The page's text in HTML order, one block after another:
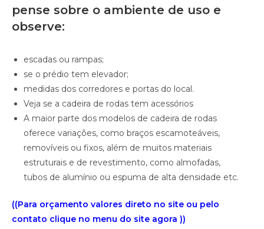
pense sobre o ambiente de uso e
observe:
escadas ou rampas;
se o prédio tem elevador;
medidas dos corredores e portas do local.
Veja se a cadeira de rodas tem acessórios
A maior parte dos modelos de cadeira de rodas
oferece variações, como braços escamoteáveis,
removíveis ou fixos, além de muitos materiais
estruturais e de revestimento, como almofadas,
tubos de alumínio ou espuma de alta densidade etc.
((Para orçamento valores direto no site ou pelo
contato clique no menu do site agora ))